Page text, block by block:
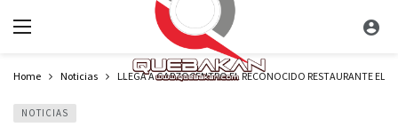
Home Noticias LLEGA A GARZOCENTRO EL RECONOCIDO RESTAURANTE EL
NOTICIAS